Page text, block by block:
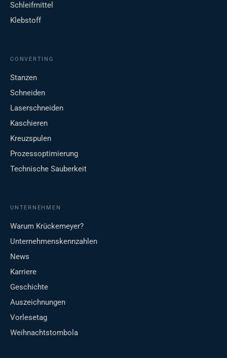
Schleifmittel
Klebstoff
CONVERTING
Stanzen
Schneiden
Laserschneiden
Kaschieren
Kreuzspulen
Prozessoptimierung
Technische Sauberkeit
UNTERNEHMEN
Warum Krückemeyer?
Unternehmenskennzahlen
News
Karriere
Geschichte
Auszeichnungen
Vorlesetag
Weihnachtstombola